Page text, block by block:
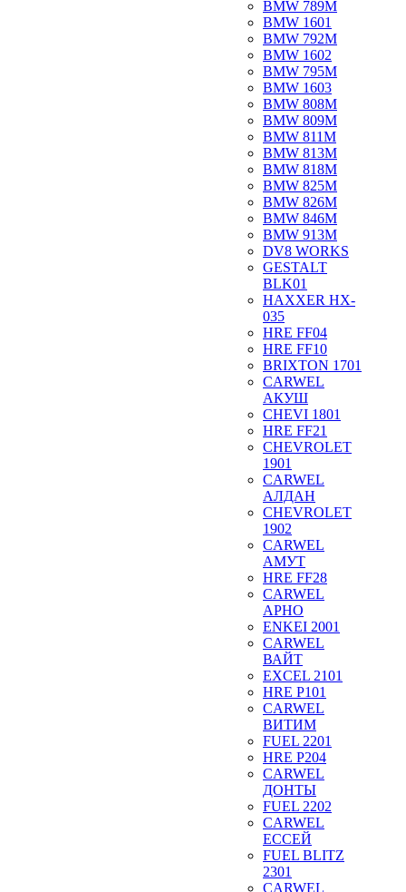
BMW 789M
BMW 1601
BMW 792M
BMW 1602
BMW 795M
BMW 1603
BMW 808M
BMW 809M
BMW 811M
BMW 813M
BMW 818M
BMW 825M
BMW 826M
BMW 846M
BMW 913M
DV8 WORKS
GESTALT
BLK01
HAXXER HX-
035
HRE FF04
HRE FF10
BRIXTON 1701
CARWEL
АКУШ
CHEVI 1801
HRE FF21
CHEVROLET
1901
CARWEL
АЛДАН
CHEVROLET
1902
CARWEL
АМУТ
HRE FF28
CARWEL
АРНО
ENKEI 2001
CARWEL
ВАЙТ
EXCEL 2101
HRE P101
CARWEL
ВИТИМ
FUEL 2201
HRE P204
CARWEL
ДОНТЫ
FUEL 2202
CARWEL
ЕССЕЙ
FUEL BLITZ
2301
CARWEL